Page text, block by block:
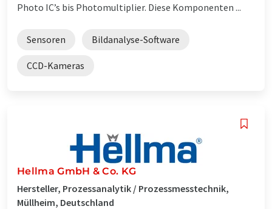
Photo IC’s bis Photomultiplier. Diese Komponenten ...
Sensoren Bildanalyse-Software
CCD-Kameras
Hellma GmbH & Co. KG
Hersteller, Prozessanalytik / Prozessmesstechnik,
Müllheim, Deutschland